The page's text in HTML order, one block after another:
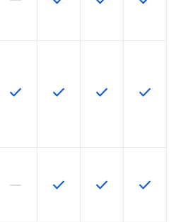
Esta funcionalidade está
check Esta funcionalidade está
check Esta
check Esta
check
Esta funcionalidade não é
horizontal_rule Esta funcionalidade está
check Esta
check Esta
check